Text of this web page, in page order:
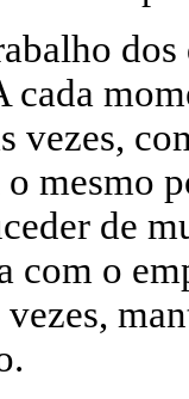
cada
vezes,
mesmo
de
com o